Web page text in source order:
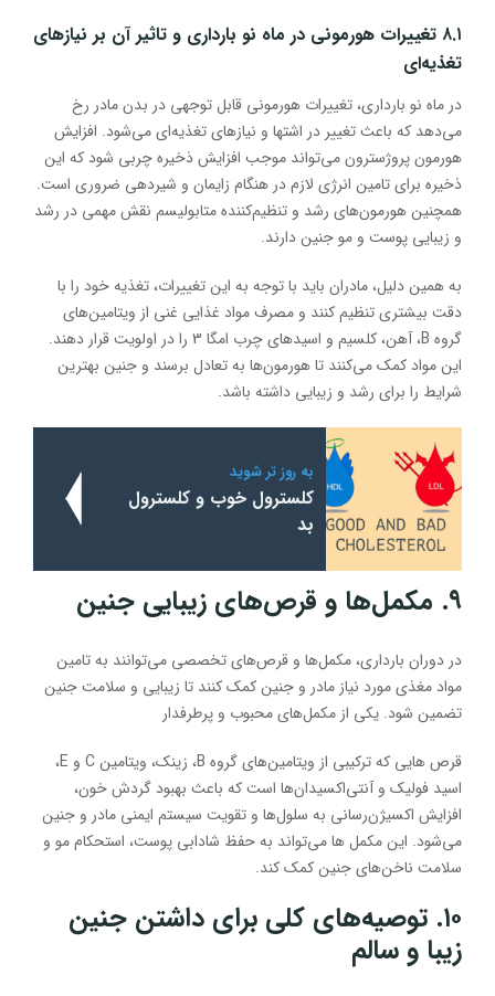
۸.۱ تغییرات هورمونی در ماه نو بارداری و تاثیر آن بر نیازهای
تغذیه‌ای
در ماه نو بارداری، تغییرات هورمونی قابل توجهی در بدن مادر رخ
می‌دهد که باعث تغییر در اشتها و نیازهای تغذیه‌ای می‌شود. افزایش
هورمون پروژسترون می‌تواند موجب افزایش ذخیره چربی شود که این
ذخیره برای تامین انرژی لازم در هنگام زایمان و شیردهی ضروری است.
همچنین هورمون‌های رشد و تنظیم‌کننده متابولیسم نقش مهمی در رشد
و زیبایی پوست و مو جنین دارند.
به همین دلیل، مادران باید با توجه به این تغییرات، تغذیه خود را با
دقت بیشتری تنظیم کنند و مصرف مواد غذایی غنی از ویتامین‌های
گروه B، آهن، کلسیم و اسیدهای چرب امگا 3 را در اولویت قرار دهند.
این مواد کمک می‌کنند تا هورمون‌ها به تعادل برسند و جنین بهترین
شرایط را برای رشد و زیبایی داشته باشد.
به روز تر شوید
کلسترول خوب و کلسترول
بد
۹. مکمل‌ها و قرص‌های زیبایی جنین
در دوران بارداری، مکمل‌ها و قرص‌های تخصصی می‌توانند به تامین
مواد مغذی مورد نیاز مادر و جنین کمک کنند تا زیبایی و سلامت جنین
تضمین شود. یکی از مکمل‌های محبوب و پرطرفدار
قرص هایی که ترکیبی از ویتامین‌های گروه B، زینک، ویتامین C و E،
اسید فولیک و آنتی‌اکسیدان‌ها است که باعث بهبود گردش خون،
افزایش اکسیژن‌رسانی به سلول‌ها و تقویت سیستم ایمنی مادر و جنین
می‌شود. این مکمل ها می‌تواند به حفظ شادابی پوست، استحکام مو و
سلامت ناخن‌های جنین کمک کند.
۱۰. توصیه‌های کلی برای داشتن جنین
زیبا و سالم